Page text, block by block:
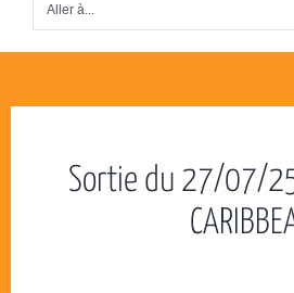
Aller à...
Sortie du 27/07/